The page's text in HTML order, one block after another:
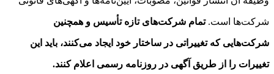
شرکت‌ها است. تمام شرکت‌های تازه تأسیس و همچنین
شرکت‌هایی که تغییراتی در ساختار خود ایجاد می‌کنند، باید این
تغییرات را از طریق آگهی در روزنامه رسمی اعلام کنند.